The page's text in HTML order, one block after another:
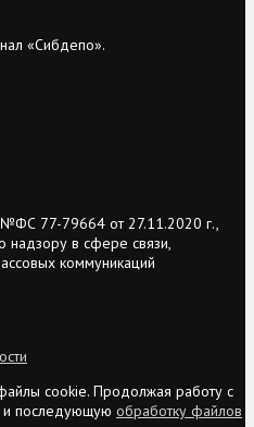
«Сибдепо».
77-79664 от 27.11.2020 г.,
в сфере связи,
коммуникаций
cookie. Продолжая работу с
и последующую обработку файлов